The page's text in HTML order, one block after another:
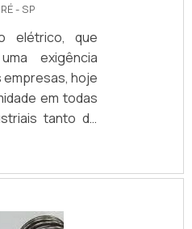
- SP
elétrico, que
exigência
empresas, hoje
em todas
tanto de
porte e
a certificação
sites por
ou